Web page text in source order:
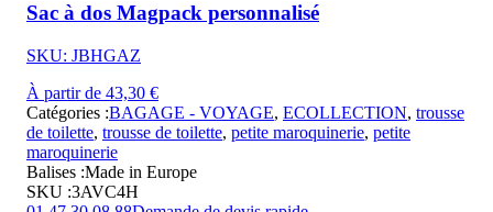
Sac à dos Magpack personnalisé
SKU: JBHGAZ
À partir de 43,30 €
Catégories :BAGAGE - VOYAGE, ECOLLECTION, trousse
de toilette, trousse de toilette, petite maroquinerie, petite
maroquinerie
Balises :Made in Europe
SKU :3AVC4H